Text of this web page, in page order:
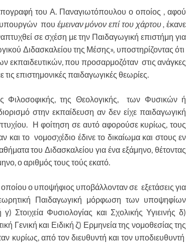
του Α. Παναγιωτόπουλου ο οποίος , αφού
υπουργών που έμειναν μόνον επί του χάρτου , έκανε
σε σχέση με την Παιδαγωγική επιστήμη για
Διδασκαλείου της Μέσης», υποστηρίζοντας ότι
εκπαιδευτικών, που προσαρμοζόταν στις ανάγκες
επιστημονικές παιδαγωγικές θεωρίες.
Φιλοσοφικής, της Θεολογικής, των Φυσικών ή
στην εκπαίδευση αν δεν είχε παιδαγωγική
Η φοίτηση σε αυτό αφορούσε κυρίως, τους
και το νομοσχέδιο έδινε το δικαίωμα και στους εν
του Διδασκαλείου για ένα εξάμηνο, θέτοντας
ο αριθμός τους τούς εκατό.
ο υποψήφιος υποβάλλονταν σε εξετάσεις για
Παιδαγωγική μόρφωση των υποψηφίων
Φυσιολογίας και Σχολικής Υγιεινής δ)
Γενική και Ειδική ζ) Ερμηνεία της νομοθεσίας της
κυρίως, από τον διευθυντή και τον υποδιευθυντή